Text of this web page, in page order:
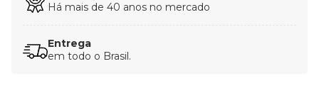
Há mais de 40 anos no mercado
Entrega
em todo o Brasil.